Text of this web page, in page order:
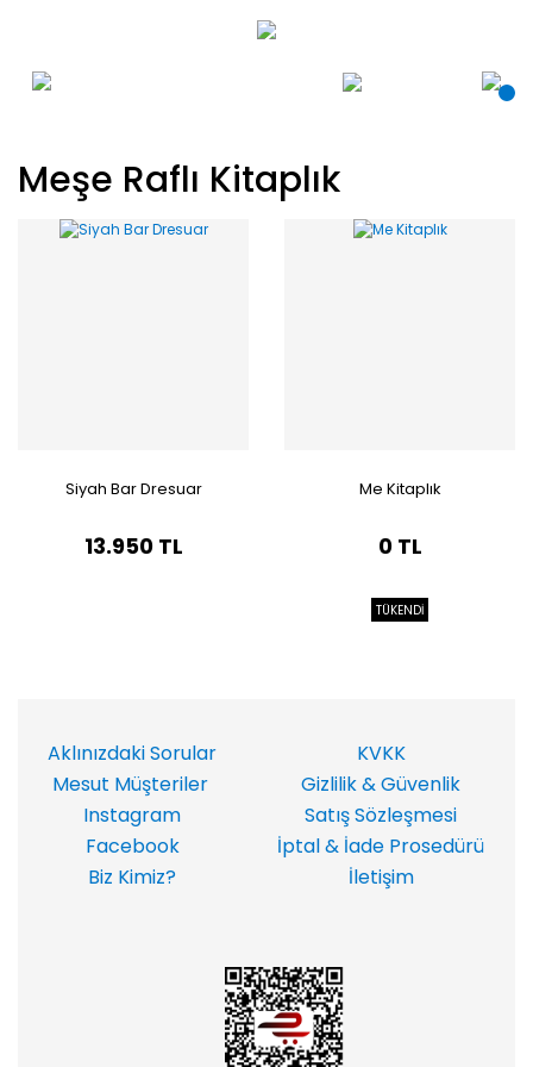
Meşe Raflı Kitaplık
Siyah Bar Dresuar
13.950 TL
Me Kitaplık
0 TL
TÜKENDİ
Aklınızdaki Sorular
KVKK
Mesut Müşteriler
Gizlilik & Güvenlik
Instagram
Satış Sözleşmesi
Facebook
İptal & İade Prosedürü
Biz Kimiz?
İletişim